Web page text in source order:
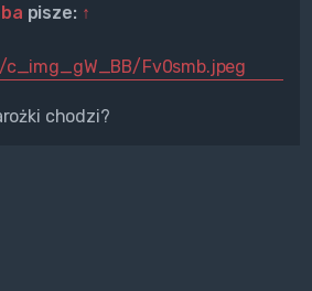
pisze: ↑
Fv0smb.jpeg
chodzi?